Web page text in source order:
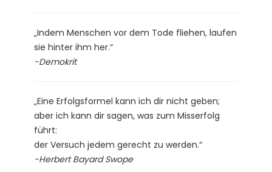
„Indem Menschen vor dem Tode fliehen, laufen
sie hinter ihm her.“
-Demokrit
„Eine Erfolgsformel kann ich dir nicht geben;
aber ich kann dir sagen, was zum Misserfolg
führt:
der Versuch jedem gerecht zu werden.“
-Herbert Bayard Swope